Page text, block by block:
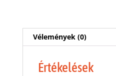
Vélemények (0)
Értékelések